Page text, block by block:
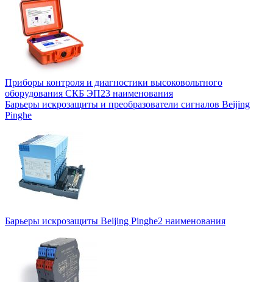
Приборы контроля и диагностики высоковольтного
оборудования СКБ ЭП23 наименования
Барьеры искрозащиты и преобразователи сигналов Beijing
Pinghe
Барьеры искрозащиты Beijing Pinghe2 наименования